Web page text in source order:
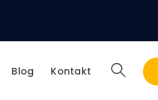
Blog Kontakt